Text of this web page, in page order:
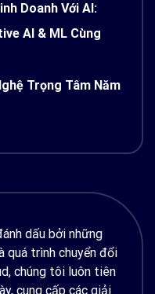
Doanh Với AI:
AI & ML Cùng
Trọng Tâm Năm
dấu bởi những
quá trình chuyển đổi
chúng tôi luôn tiên
cung cấp các giải